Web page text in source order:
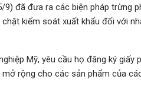
9) đã đưa ra các biện pháp trừng
kiểm soát xuất khẩu đối với
Mỹ, yêu cầu họ đăng ký giấy
rộng cho các sản phẩm của